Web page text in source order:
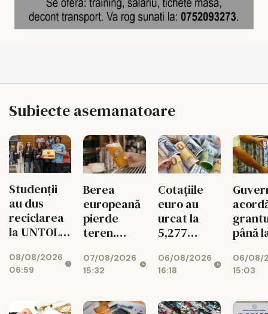
Subiecte asemanatoare
Studenții
au dus
reciclarea
la UNTOLD
cu
superstiții
08/08/2026
06:59
Berea
europeană
pierde
teren.
UE au
scăzut cu
07/08/2026
15:32
Cotațiile
euro au
urcat la
5,277
06/08/2026
16:18
până
euro
06/08/
15:03